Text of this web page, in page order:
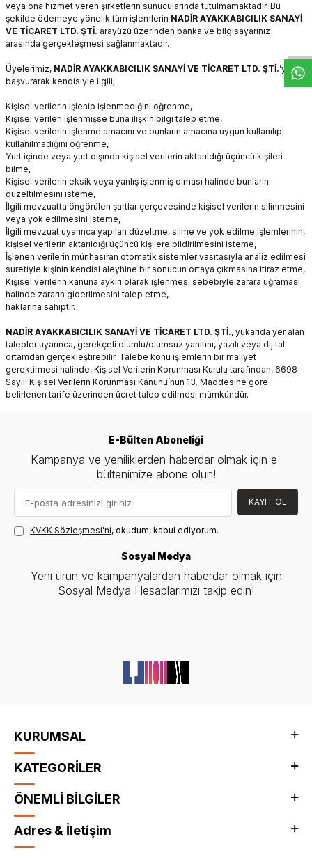
W
h
t
s
a
p
p
D
e
s
e
H
a
t
t
veya ona hizmet veren şirketlerin sunucularında tutulmamaktadır. Bu
şekilde ödemeye yönelik tüm işlemlerin NADİR AYAKKABICILIK SANAYİ
VE TİCARET LTD. ŞTİ. arayüzü üzerinden banka ve bilgisayarınız
arasında gerçekleşmesi sağlanmaktadır.
Üyelerimiz, NADİR AYAKKABICILIK SANAYİ VE TİCARET LTD. ŞTİ.’ye
başvurarak kendisiyle ilgili;
Kişisel verilerin işlenip işlenmediğini öğrenme,
Kişisel verileri işlenmişse buna ilişkin bilgi talep etme,
Kişisel verilerin işlenme amacını ve bunların amacına uygun kullanılıp
kullanılmadığını öğrenme,
Yurt içinde veya yurt dışında kişisel verilerin aktarıldığı üçüncü kişileri
bilme,
Kişisel verilerin eksik veya yanlış işlenmiş olması halinde bunların
düzeltilmesini isteme,
İlgili mevzuatta öngörülen şartlar çerçevesinde kişisel verilerin silinmesini
veya yok edilmesini isteme,
İlgili mevzuat uyarınca yapılan düzeltme, silme ve yok edilme işlemlerinin,
kişisel verilerin aktarıldığı üçüncü kişilere bildirilmesini isteme,
İşlenen verilerin münhasıran otomatik sistemler vasıtasıyla analiz edilmesi
suretiyle kişinin kendisi aleyhine bir sonucun ortaya çıkmasına itiraz etme,
Kişisel verilerin kanuna aykırı olarak işlenmesi sebebiyle zarara uğraması
halinde zararın giderilmesini talep etme,
haklarına sahiptir.
NADİR AYAKKABICILIK SANAYİ VE TİCARET LTD. ŞTİ., yukarıda yer alan
talepler uyarınca, gerekçeli olumlu/olumsuz yanıtını, yazılı veya dijital
ortamdan gerçekleştirebilir. Talebe konu işlemlerin bir maliyet
gerektirmesi halinde, Kişisel Verilerin Korunması Kurulu tarafından, 6698
Sayılı Kişisel Verilerin Korunması Kanunu’nun 13. Maddesine göre
belirlenen tarife üzerinden ücret talep edilmesi mümkündür.
E-Bülten Aboneliği
Kampanya ve yeniliklerden haberdar olmak için e-
bültenimize abone olun!
KAYIT OL
KVKK Sözleşmesi'ni, okudum, kabul ediyorum.
Sosyal Medya
Yeni ürün ve kampanyalardan haberdar olmak için
Sosyal Medya Hesaplarımızı takip edin!
KURUMSAL
KATEGORİLER
ÖNEMLİ BİLGİLER
Adres & İletişim